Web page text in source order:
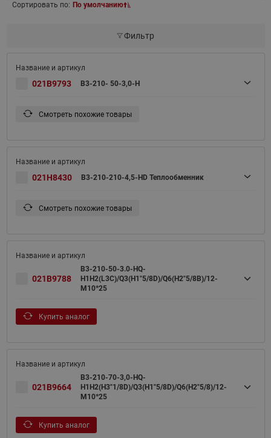
Сортировать по: По умолчанию
Фильтр
021B9793 B3-210- 50-3,0-H
Смотреть похожие товары
021H8430 B3-210-210-4,5-HD Теплообменник
Смотреть похожие товары
021B9788
B3-210-50-3.0-HQ-
Н1Н2(L3C)/Q3(H1"5/8D)/Q6(H2"5/8B)/12-
M10*25
Купить аналог
021B9664
B3-210-70-3,0-HQ-
H1H2(H3"1/8D)/Q3(H1"5/8D)/Q6(H2"5/8)/12-
M10*25
Купить аналог